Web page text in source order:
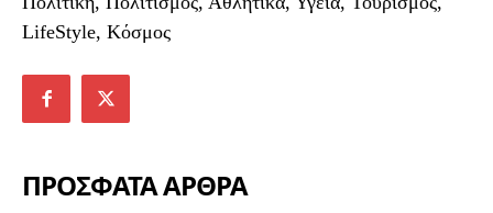
LifeStyle, Κόσμος
ΠΡΟΣΦΑΤΑ ΑΡΘΡΑ